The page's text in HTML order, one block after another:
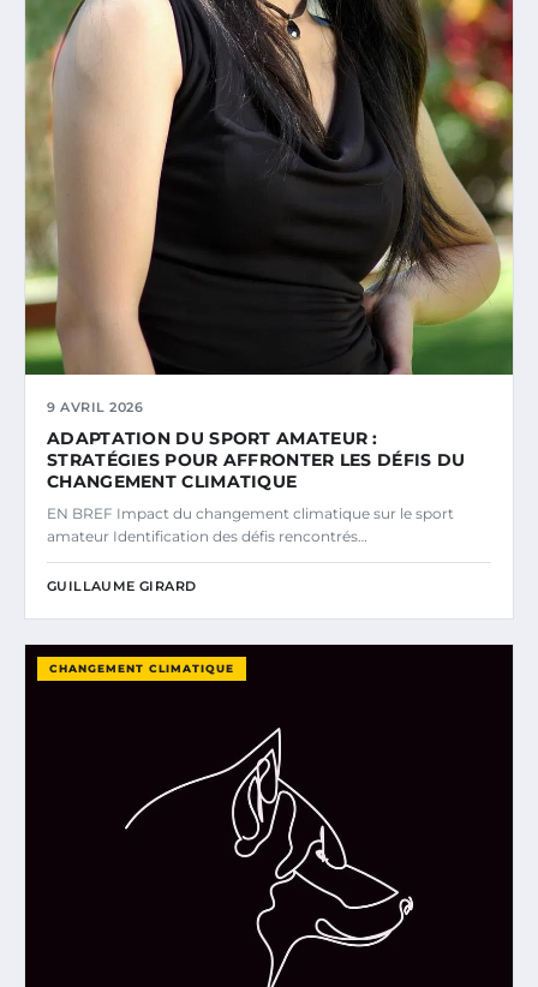
9 AVRIL 2026
ADAPTATION DU SPORT AMATEUR :
STRATÉGIES POUR AFFRONTER LES DÉFIS DU
CHANGEMENT CLIMATIQUE
EN BREF Impact du changement climatique sur le sport
amateur Identification des défis rencontrés…
GUILLAUME GIRARD
CHANGEMENT CLIMATIQUE